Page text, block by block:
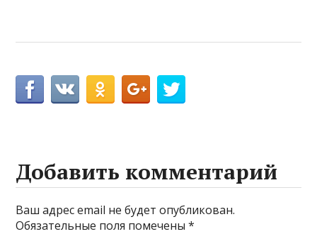
Добавить комментарий
Ваш адрес email не будет опубликован.
Обязательные поля помечены*